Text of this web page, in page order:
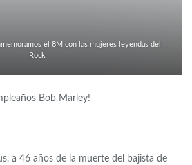
el 8M con las mujeres leyendas del
Rock
Bob Marley!
a 46 años de la muerte del bajista de